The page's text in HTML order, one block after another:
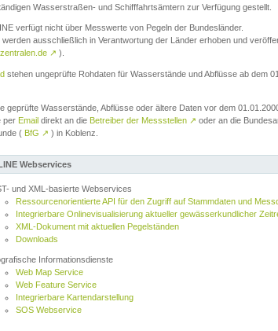
Wasserstraßen- und Schifffahrtsämtern zur Verfügung gestellt.
verfügt nicht über Messwerte von Pegeln der Bundesländer.
werden ausschließlich in Verantwortung der Länder erhoben und
↗ ).
stehen ungeprüfte Rohdaten für Wasserstände und Abflüsse ab dem
geprüfte Wasserstände, Abflüsse oder ältere Daten vor dem
per Email direkt an die Betreiber der Messstellen ↗ oder an die
( BfG ↗ ) in Koblenz.
Webservices
und XML-basierte Webservices
Ressourcenorientierte API für den Zugriff auf Stammdaten und
Integrierbare Onlinevisualisierung aktueller gewässerkundlicher
XML-Dokument mit aktuellen Pegelständen
Downloads
Informationsdienste
Web Map Service
Web Feature Service
Integrierbare Kartendarstellung
SOS Webservice